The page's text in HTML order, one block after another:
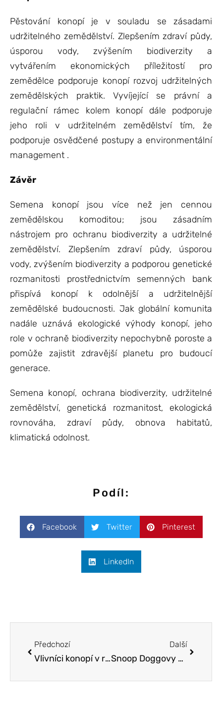
Pěstování konopí je v souladu se zásadami
udržitelného zemědělství. Zlepšením zdraví půdy,
úsporou vody, zvýšením biodiverzity a
vytvářením ekonomických příležitostí pro
zemědělce podporuje konopí rozvoj udržitelných
zemědělských praktik. Vyvíjející se právní a
regulační rámec kolem konopí dále podporuje
jeho roli v udržitelném zemědělství tím, že
podporuje osvědčené postupy a environmentální
management .
Závěr
Semena konopí jsou více než jen cennou
zemědělskou komoditou; jsou zásadním
nástrojem pro ochranu biodiverzity a udržitelné
zemědělství. Zlepšením zdraví půdy, úsporou
vody, zvýšením biodiverzity a podporou genetické
rozmanitosti prostřednictvím semenných bank
přispívá konopí k odolnější a udržitelnější
zemědělské budoucnosti. Jak globální komunita
nadále uznává ekologické výhody konopí, jeho
role v ochraně biodiverzity nepochybně poroste a
pomůže zajistit zdravější planetu pro budoucí
generace.
Semena konopí, ochrana biodiverzity, udržitelné
zemědělství, genetická rozmanitost, ekologická
rovnováha, zdraví půdy, obnova habitatů,
klimatická odolnost.
Podíl:
Facebook Twitter Pinterest
LinkedIn
Předchozí
Vlivníci konopí v roce 2024
Další
Snoop Doggovy Coffeeshop v Amsterdamu